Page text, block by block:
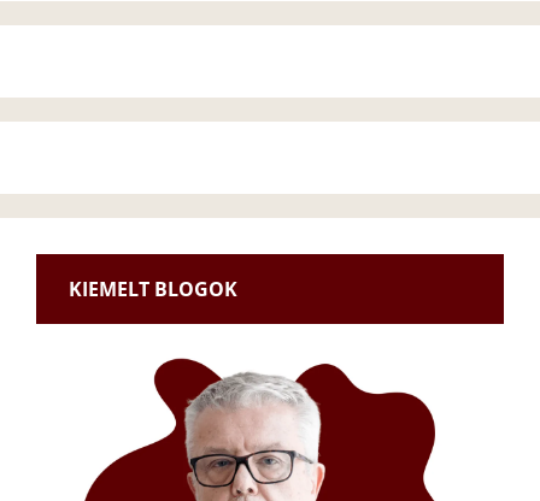
KIEMELT BLOGOK